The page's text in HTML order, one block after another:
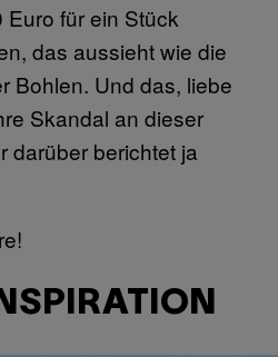
für ein Stück
das aussieht wie die
Bohlen. Und das, liebe
Skandal an dieser
darüber berichtet ja